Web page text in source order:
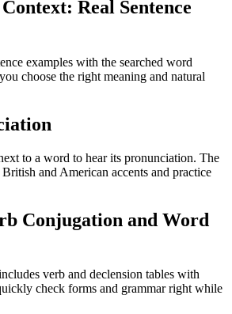
Real Sentence
examples with the searched word
choose the right meaning and natural
to a word to hear its pronunciation. The
and American accents and practice
Conjugation and Word
verb and declension tables with
check forms and grammar right while